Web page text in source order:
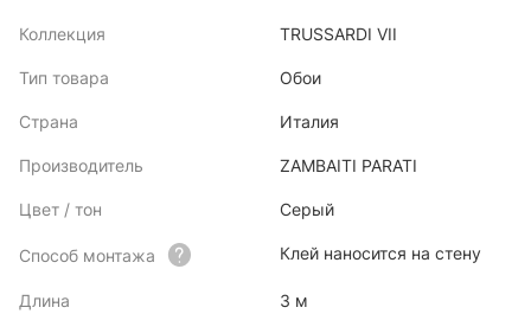
Коллекция TRUSSARDI VII
Тип товара Обои
Страна Италия
Производитель ZAMBAITI PARATI
Цвет / тон Серый
Способ монтажа Клей наносится на стену
Длина 3 м